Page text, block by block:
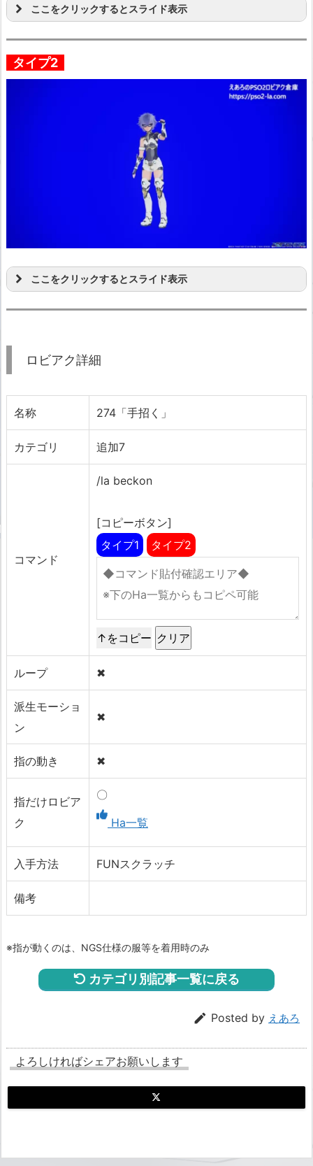
ここをクリックするとスライド表示
タイプ2
ここをクリックするとスライド表示
ロビアク詳細
名称 274「手招く」
カテゴリ 追加7
コマンド
/la beckon
[コピーボタン]
タイプ1
タイプ2
↑をコピー
ループ ✖
派生モーショ
ン
✖
指の動き ✖
指だけロビア
ク
〇
Ha一覧
入手方法 FUNスクラッチ
備考
※指が動くのは、NGS仕様の服等を着用時のみ
カテゴリ別記事一覧に戻る
 Posted by えあろ
よろしければシェアお願いします